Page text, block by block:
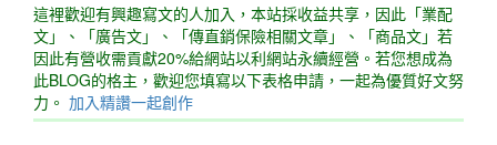
這裡歡迎有興趣寫文的人加入，本站採收益共享，因此「業配
文」、「廣告文」、「傳直銷保險相關文章」、「商品文」若
因此有營收需貢獻20%給網站以利網站永續經營。若您想成為
此BLOG的格主，歡迎您填寫以下表格申請，一起為優質好文努
力。 加入精讚一起創作